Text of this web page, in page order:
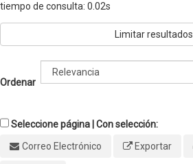
tiempo de consulta: 0.02s
Limitar resultados
Ordenar
Seleccione página | Con selección:
Correo Electrónico
Exportar